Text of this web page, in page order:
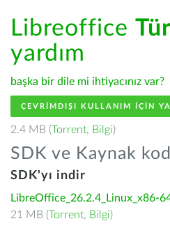
Libreoffice
yardım
başka bir dile mi ihtiyacınız var?
ÇEVRIMDIŞI KULLANIM IÇIN
2.4 MB (Torrent, Bilgi)
SDK ve Kaynak
SDK'yı indir
LibreOffice_26.2.4_Linux_x86-
21 MB (Torrent, Bilgi)